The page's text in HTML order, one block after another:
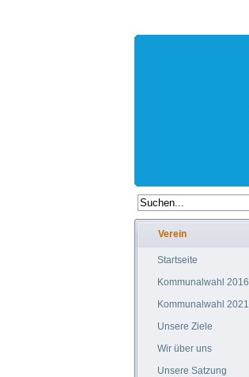
Verein
Startseite
Kommunalwahl 2016
Kommunalwahl 2021
Unsere Ziele
Wir über uns
Unsere Satzung